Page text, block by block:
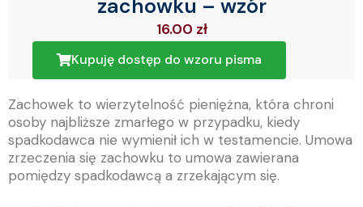
zachowku – wzór
16.00 zł
Kupuję dostęp do wzoru pisma
Zachowek to wierzytelność pieniężna, która chroni
osoby najbliższe zmarłego w przypadku, kiedy
spadkodawca nie wymienił ich w testamencie. Umowa
zrzeczenia się zachowku to umowa zawierana
pomiędzy spadkodawcą a zrzekającym się.